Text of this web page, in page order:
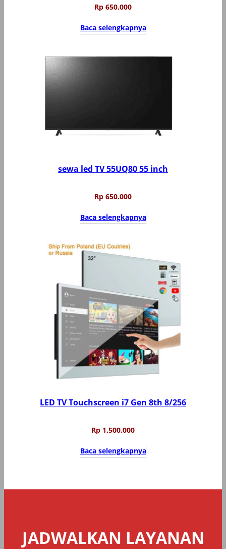
Rp 650.000
Baca selengkapnya
sewa led TV 55UQ80 55 inch
Rp 650.000
Baca selengkapnya
LED TV Touchscreen i7 Gen 8th 8/256
Rp 1.500.000
Baca selengkapnya
JADWALKAN LAYANAN